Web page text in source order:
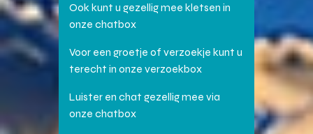
Ook kunt u gezellig mee kletsen in
onze chatbox
Voor een groetje of verzoekje kunt u
terecht in onze verzoekbox
Luister en chat gezellig mee via
onze chatbox